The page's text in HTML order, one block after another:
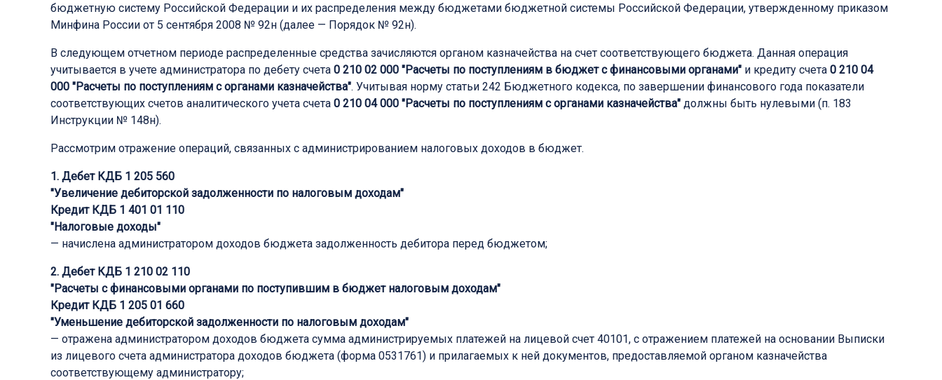
бюджетную систему Российской Федерации и их распределения между бюджетами бюджетной системы Российской Федерации, утвержденному приказом
Минфина России от 5 сентября 2008 № 92н (далее — Порядок № 92н).
В следующем отчетном периоде распределенные средства зачисляются органом казначейства на счет соответствующего бюджета. Данная операция
учитывается в учете администратора по дебету счета 0 210 02 000 "Расчеты по поступлениям в бюджет с финансовыми органами" и кредиту счета 0 210 04
000 "Расчеты по поступлениям с органами казначейства". Учитывая норму статьи 242 Бюджетного кодекса, по завершении финансового года показатели
соответствующих счетов аналитического учета счета 0 210 04 000 "Расчеты по поступлениям с органами казначейства" должны быть нулевыми (п. 183
Инструкции № 148н).
Рассмотрим отражение операций, связанных с администрированием налоговых доходов в бюджет.
1. Дебет КДБ 1 205 560
"Увеличение дебиторской задолженности по налоговым доходам"
Кредит КДБ 1 401 01 110
"Налоговые доходы"
— начислена администратором доходов бюджета задолженность дебитора перед бюджетом;
2. Дебет КДБ 1 210 02 110
"Расчеты с финансовыми органами по поступившим в бюджет налоговым доходам"
Кредит КДБ 1 205 01 660
"Уменьшение дебиторской задолженности по налоговым доходам"
— отражена администратором доходов бюджета сумма администрируемых платежей на лицевой счет 40101, с отражением платежей на основании Выписки
из лицевого счета администратора доходов бюджета (форма 0531761) и прилагаемых к ней документов, предоставляемой органом казначейства
соответствующему администратору;